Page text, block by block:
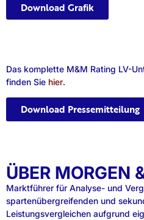
Download Grafik
Das komplette M&M Rating LV-
finden Sie hier.
Download Pressemitteilung
ÜBER MORGEN
Marktführer für Analyse- und
spartenübergreifenden und
Leistungsvergleichen aufgrund